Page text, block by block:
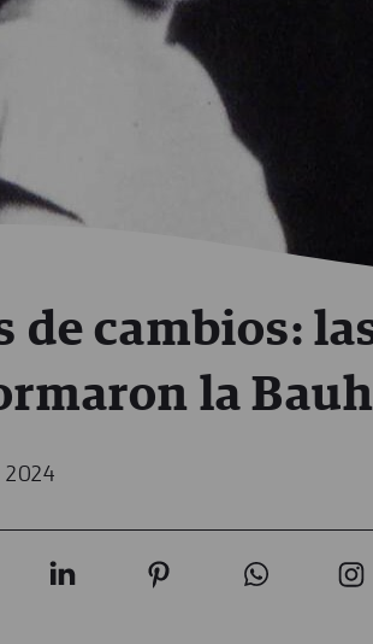
de cambios:
la
2024